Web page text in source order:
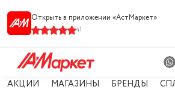
Открыть в приложении «АстМарке‪т‬»
41
АКЦИИ МАГАЗИНЫ БРЕНДЫ